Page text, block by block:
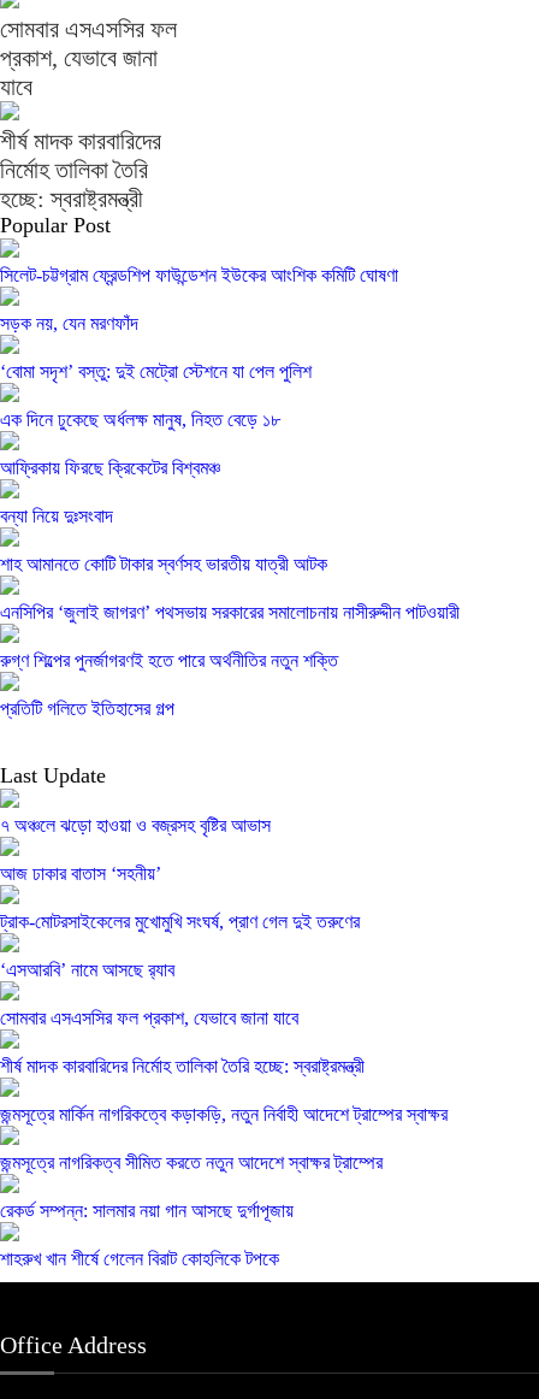
সোমবার এসএসসির ফল
প্রকাশ, যেভাবে জানা
যাবে
শীর্ষ মাদক কারবারিদের
নির্মোহ তালিকা তৈরি
হচ্ছে: স্বরাষ্ট্রমন্ত্রী
Popular Post
সিলেট-চট্টগ্রাম ফ্রেন্ডশিপ ফাউন্ডেশন ইউকের আংশিক কমিটি ঘোষণা
সড়ক নয়, যেন মরণফাঁদ
‘বোমা সদৃশ’ বস্তু: দুই মেট্রো স্টেশনে যা পেল পুলিশ
এক দিনে ঢুকেছে অর্ধলক্ষ মানুষ, নিহত বেড়ে ১৮
আফ্রিকায় ফিরছে ক্রিকেটের বিশ্বমঞ্চ
বন্যা নিয়ে দুঃসংবাদ
শাহ আমানতে কোটি টাকার স্বর্ণসহ ভারতীয় যাত্রী আটক
এনসিপির ‘জুলাই জাগরণ’ পথসভায় সরকারের সমালোচনায় নাসীরুদ্দীন পাটওয়ারী
রুগ্ণ শিল্পের পুনর্জাগরণই হতে পারে অর্থনীতির নতুন শক্তি
প্রতিটি গলিতে ইতিহাসের গল্প
Last Update
৭ অঞ্চলে ঝড়ো হাওয়া ও বজ্রসহ বৃষ্টির আভাস
আজ ঢাকার বাতাস ‘সহনীয়’
ট্রাক-মোটরসাইকেলের মুখোমুখি সংঘর্ষ, প্রাণ গেল দুই তরুণের
‘এসআরবি’ নামে আসছে র‌্যাব
সোমবার এসএসসির ফল প্রকাশ, যেভাবে জানা যাবে
শীর্ষ মাদক কারবারিদের নির্মোহ তালিকা তৈরি হচ্ছে: স্বরাষ্ট্রমন্ত্রী
জন্মসূত্রে মার্কিন নাগরিকত্বে কড়াকড়ি, নতুন নির্বাহী আদেশে ট্রাম্পের স্বাক্ষর
জন্মসূত্রে নাগরিকত্ব সীমিত করতে নতুন আদেশে স্বাক্ষর ট্রাম্পের
রেকর্ড সম্পন্ন: সালমার নয়া গান আসছে দুর্গাপূজায়
শাহরুখ খান শীর্ষে গেলেন বিরাট কোহলিকে টপকে
Office Address